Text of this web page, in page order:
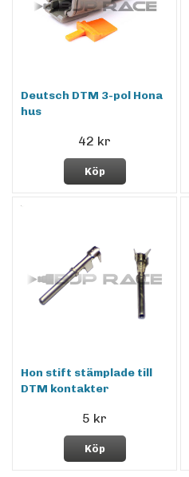
Deutsch DTM 3-pol Hona
hus
42 kr
Köp
Hon stift stämplade till
DTM kontakter
5 kr
Köp